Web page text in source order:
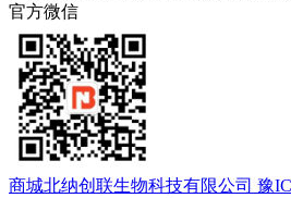
官方微信
商城北纳创联生物科技有限公司 豫